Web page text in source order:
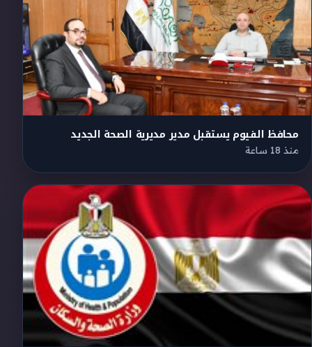
محافظ الفيوم يستقبل مدير مديرية الصحة الجديد
منذ 18 ساعة